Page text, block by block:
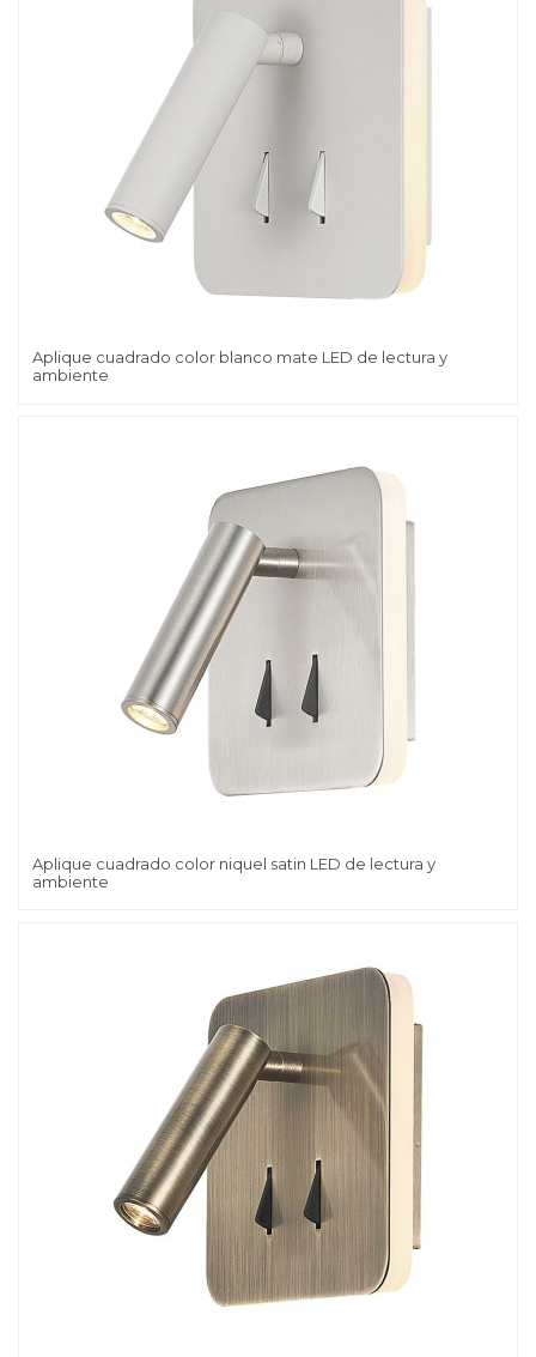
Aplique cuadrado color blanco mate LED de lectura y
ambiente
Aplique cuadrado color niquel satin LED de lectura y
ambiente